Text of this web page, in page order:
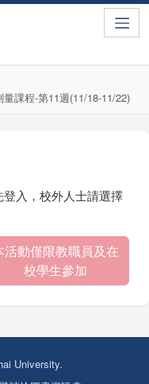
量課程-第11週(11/18-11/22)
入，校外人士請選擇
活動僅限教職員及在
校學生參加
University.